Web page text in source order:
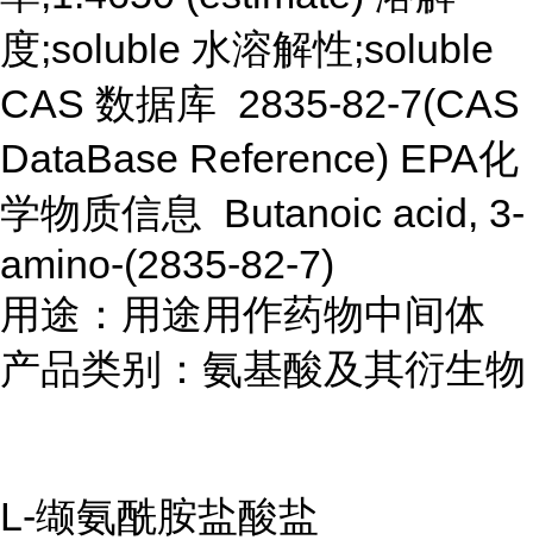
度;soluble 水溶解性;soluble
CAS 数据库 2835-82-7(CAS
DataBase Reference) EPA化
学物质信息 Butanoic acid, 3-
amino-(2835-82-7)
用途：用途用作药物中间体
产品类别：氨基酸及其衍生物
L-缬氨酰胺盐酸盐